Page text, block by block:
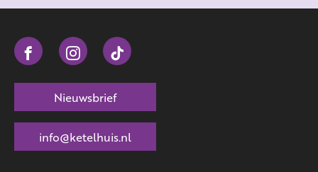
Nieuwsbrief
info@ketelhuis.nl